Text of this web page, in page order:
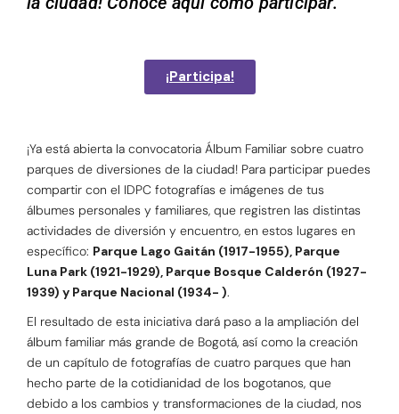
¡Participa!
¡Ya está abierta la convocatoria Álbum Familiar sobre cuatro
parques de diversiones de la ciudad! Para participar puedes
compartir con el IDPC fotografías e imágenes de tus
álbumes personales y familiares, que registren las distintas
actividades de diversión y encuentro, en estos lugares en
específico: Parque Lago Gaitán (1917-1955), Parque
Luna Park (1921-1929), Parque Bosque Calderón (1927-
1939) y Parque Nacional (1934- ).
El resultado de esta iniciativa dará paso a la ampliación del
álbum familiar más grande de Bogotá, así como la creación
de un capítulo de fotografías de cuatro parques que han
hecho parte de la cotidianidad de los bogotanos, que
debido a los cambios y transformaciones de la ciudad, nos